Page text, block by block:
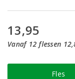
13,95
Vanaf 12 flessen
Fles